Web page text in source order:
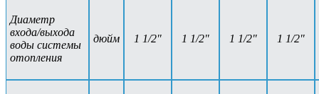
Диаметр
входа/выхода
воды системы
отопления
дюйм 1 1/2" 1 1/2" 1 1/2" 1 1/2"